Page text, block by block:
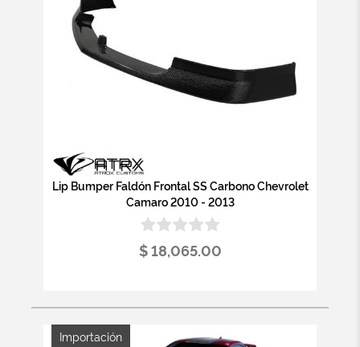
Lip Bumper Faldón Frontal SS Carbono Chevrolet
Camaro 2010 - 2013
$ 18,065.00
Importación